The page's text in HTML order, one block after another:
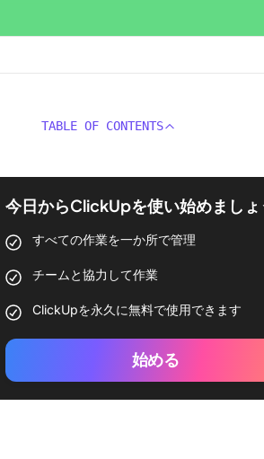
TABLE OF CONTENTS
今日からClickUpを使い始めましょ
すべての作業を一か所で管理
チームと協力して作業
ClickUpを永久に無料で使用できます
始める